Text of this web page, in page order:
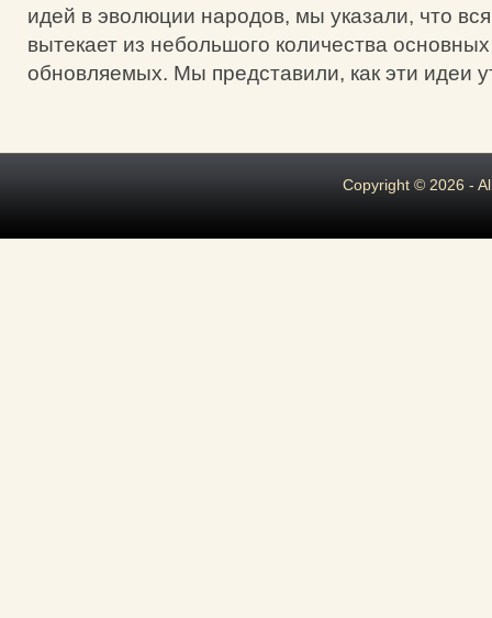
идей в эволюции народов, мы указали, что
вытекает из небольшого количества
обновляемых. Мы представили, как эти идеи
Copyright © 2026 -